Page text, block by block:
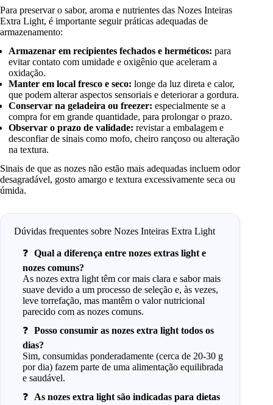
Para preservar o sabor, aroma e nutrientes das Nozes Inteiras
Extra Light, é importante seguir práticas adequadas de
armazenamento:
Armazenar em recipientes fechados e herméticos: para
evitar contato com umidade e oxigênio que aceleram a
oxidação.
Manter em local fresco e seco: longe da luz direta e calor,
que podem alterar aspectos sensoriais e deteriorar a gordura.
Conservar na geladeira ou freezer: especialmente se a
compra for em grande quantidade, para prolongar o prazo.
Observar o prazo de validade: revistar a embalagem e
desconfiar de sinais como mofo, cheiro rançoso ou alteração
na textura.
Sinais de que as nozes não estão mais adequadas incluem odor
desagradável, gosto amargo e textura excessivamente seca ou
úmida.
Dúvidas frequentes sobre Nozes Inteiras Extra Light
Qual a diferença entre nozes extras light e
nozes comuns?
As nozes extra light têm cor mais clara e sabor mais
suave devido a um processo de seleção e, às vezes,
leve torrefação, mas mantêm o valor nutricional
parecido com as nozes comuns.
Posso consumir as nozes extra light todos os
dias?
Sim, consumidas ponderadamente (cerca de 20-30 g
por dia) fazem parte de uma alimentação equilibrada
e saudável.
As nozes extra light são indicadas para dietas